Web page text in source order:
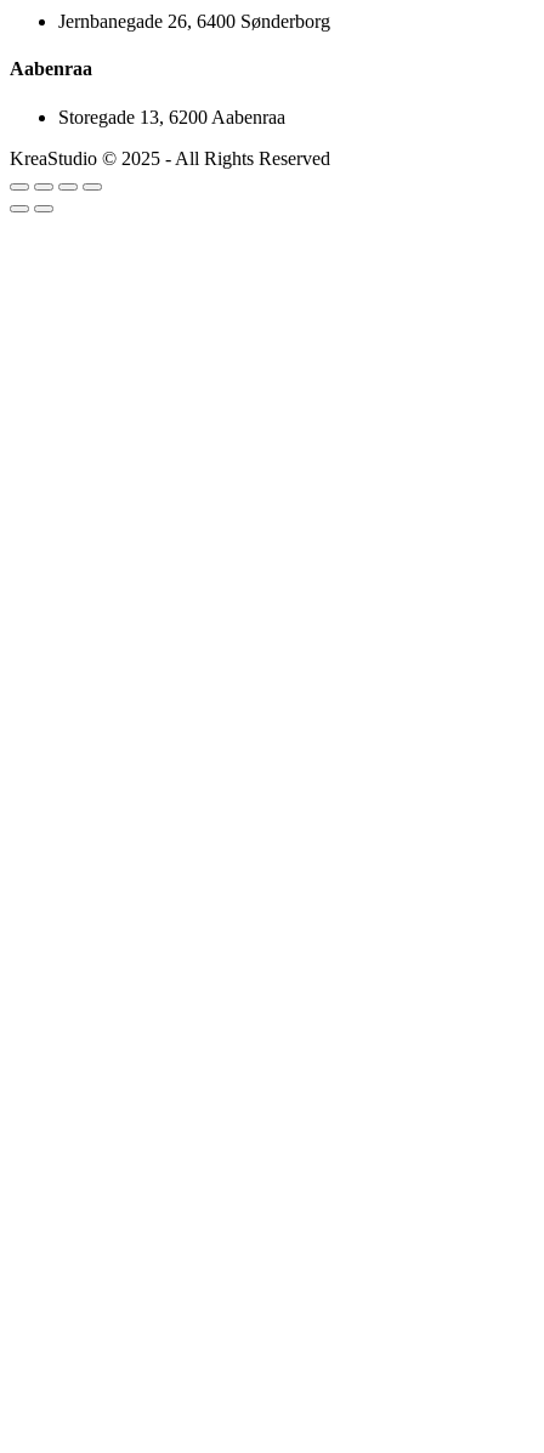
Jernbanegade 26, 6400 Sønderborg
Aabenraa
Storegade 13, 6200 Aabenraa
KreaStudio © 2025 - All Rights Reserved